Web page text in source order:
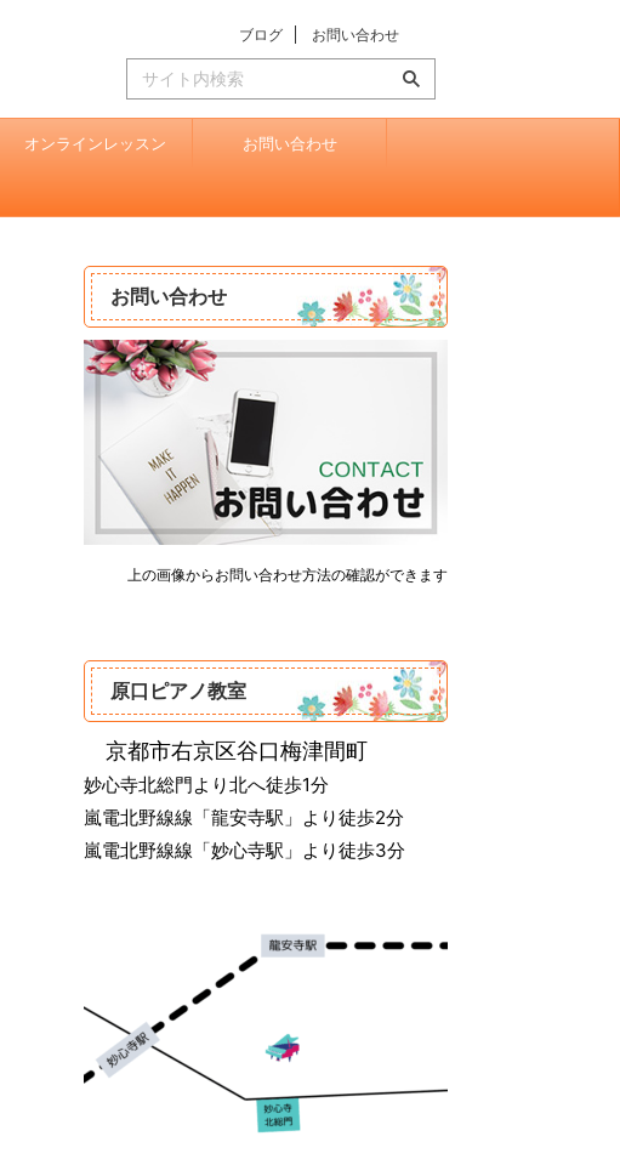
ブログ お問い合わせ
オンラインレッスン お問い合わせ
お問い合わせ
上の画像からお問い合わせ方法の確認ができます
原口ピアノ教室
‌ 京都市右京区谷口梅津間町
妙心寺北総門より北へ徒歩1分
嵐電北野線線「龍安寺駅」より徒歩2分
嵐電北野線線「妙心寺駅」より徒歩3分